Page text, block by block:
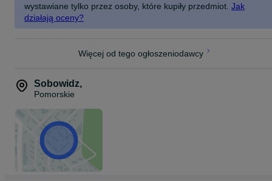
wystawiane tylko przez osoby, które kupiły przedmiot. Jak
działają oceny?
Więcej od tego ogłoszeniodawcy
Sobowidz,
Pomorskie